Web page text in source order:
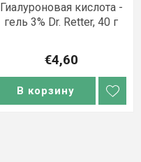
Гиалуроновая кислота -
гель 3% Dr. Retter, 40 г
€4,60
В корзину